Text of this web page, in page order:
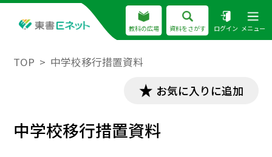
教科の広場 資料をさがす ログイン メニュー
TOP 中学校移行措置資料
お気に入りに追加
中学校移行措置資料